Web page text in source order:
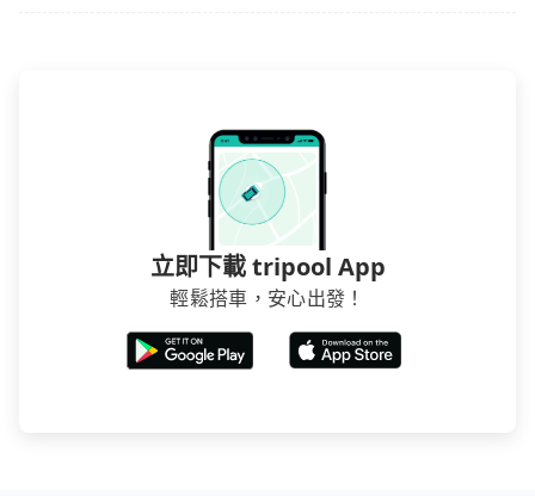
立即下載 tripool App
輕鬆搭車，安心出發！